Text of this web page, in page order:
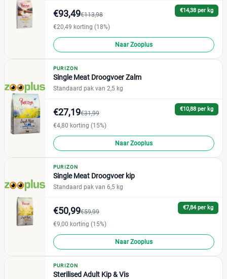
IAMS (42)
Perfect Fit (0)
Purina One (50)
Royal Canin
Whiskas
Prijs
€
Prijs per kg
€
Kortingspercentage
%
Soort kattenvoer Reset
Droogvoer
Leeftijd kat
€14,38 per kg
€93,49€113,98
€20,49 korting (18%)
Naar Zooplus
PURIZON
Single Meat Droogvoer Zalm
Standaard pak van 2,5 kg
€10,88 per kg
€27,19€31,99
€4,80 korting (15%)
Naar Zooplus
PURIZON
Single Meat Droogvoer kip
Standaard pak van 6,5 kg
€7,84 per kg
€50,99€59,99
€9,00 korting (15%)
Naar Zooplus
PURIZON
Sterilised Adult Kip & Vis